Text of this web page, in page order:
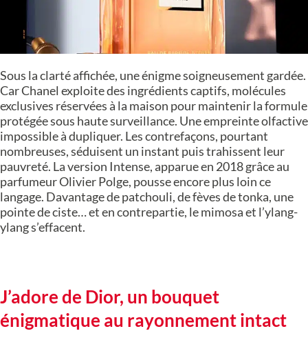
Sous la clarté affichée, une énigme soigneusement gardée.
Car Chanel exploite des ingrédients captifs, molécules
exclusives réservées à la maison pour maintenir la formule
protégée sous haute surveillance. Une empreinte olfactive
impossible à dupliquer. Les contrefaçons, pourtant
nombreuses, séduisent un instant puis trahissent leur
pauvreté. La version Intense, apparue en 2018 grâce au
parfumeur Olivier Polge, pousse encore plus loin ce
langage. Davantage de patchouli, de fèves de tonka, une
pointe de ciste… et en contrepartie, le mimosa et l’ylang-
ylang s’effacent.
J’adore de Dior, un bouquet
énigmatique au rayonnement intact